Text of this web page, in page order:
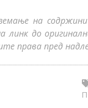
на
линк до
права пред